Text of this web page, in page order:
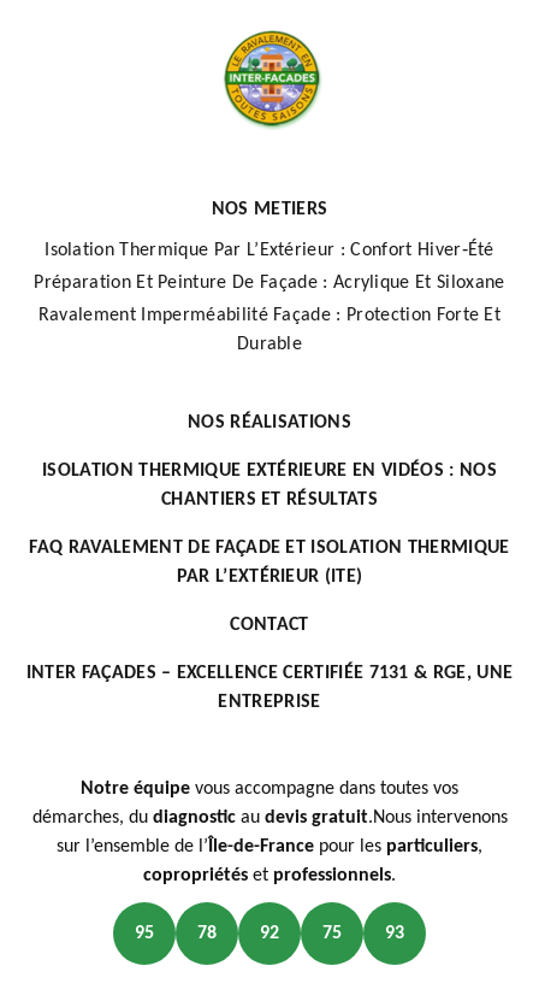
NOS METIERS
Isolation Thermique Par L’Extérieur : Confort Hiver‑Été
Préparation Et Peinture De Façade : Acrylique Et Siloxane
Ravalement Imperméabilité Façade : Protection Forte Et
Durable
NOS RÉALISATIONS
ISOLATION THERMIQUE EXTÉRIEURE EN VIDÉOS : NOS
CHANTIERS ET RÉSULTATS
FAQ RAVALEMENT DE FAÇADE ET ISOLATION THERMIQUE
PAR L’EXTÉRIEUR (ITE)
CONTACT
INTER FAÇADES – EXCELLENCE CERTIFIÉE 7131 & RGE, UNE
ENTREPRISE
Notre équipe vous accompagne dans toutes vos
démarches, du diagnostic au devis gratuit.Nous intervenons
sur l’ensemble de l’ Île-de-France pour les particuliers,
copropriétés et professionnels.
95 78 92 75 93